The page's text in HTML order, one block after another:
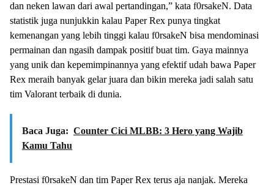
dan neken lawan dari awal pertandingan,” kata f0rsakeN. Data
statistik juga nunjukkin kalau Paper Rex punya tingkat
kemenangan yang lebih tinggi kalau f0rsakeN bisa mendominasi
permainan dan ngasih dampak positif buat tim. Gaya mainnya
yang unik dan kepemimpinannya yang efektif udah bawa Paper
Rex meraih banyak gelar juara dan bikin mereka jadi salah satu
tim Valorant terbaik di dunia.
Baca Juga: Counter Cici MLBB: 3 Hero yang Wajib
Kamu Tahu
Prestasi f0rsakeN dan tim Paper Rex terus aja nanjak. Mereka